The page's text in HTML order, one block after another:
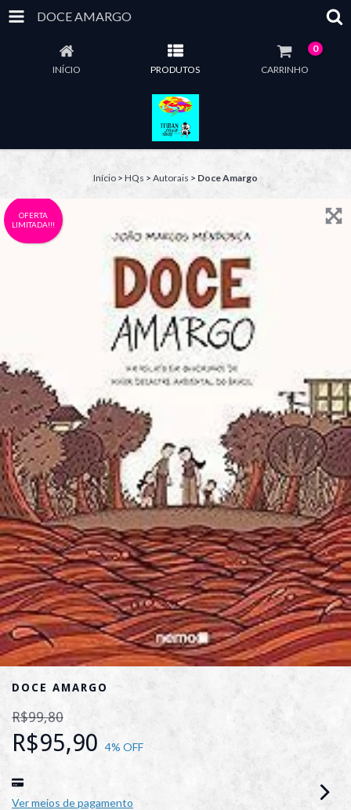
DOCE AMARGO
INÍCIO PRODUTOS CARRINHO
0
Início > HQs > Autorais > Doce Amargo
OFERTA
LIMITADA!!!
DOCE AMARGO
R$99,80
R$95,90 4% OFF
Ver meios de pagamento